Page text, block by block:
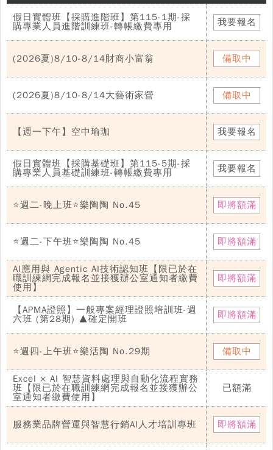
假日實體班【採購進階班】第115-1期-採
購專業人員進階訓練班-轉帳繳費專用
我要報名
(2026夏)8/10-8/14財商小富翁 備取中
(2026夏)8/10-8/14大藝術家營 備取中
【週一下午】空中瑜珈 我要報名
假日實體班【採購基礎班】第115-5期-採
購專業人員基礎訓練班-轉帳繳費專用
我要報名
⭐週二-晚上班⭐樂陶陶 No.45 即將額滿
⭐週二-下午班⭐樂陶陶 No.45 即將額滿
AI應用與 Agentic AI技術認知班【限已於在
職訓練網完成報名並接獲辦公室通知者繳費
使用】
即將額滿
【APMA證照】一般專案經理證照培訓班-週
六班 (第28期) ▲確定開班
即將額滿
⭐週四-上午班⭐樂活陶 No.29期 備取中
Excel × AI 智慧資料處理與自動化流程實務
班【限已於在職訓練網完成報名並接獲辦公
室通知者繳費使用】
已額滿
服務業品牌營運與智慧行銷AI人才培訓專班 即將額滿